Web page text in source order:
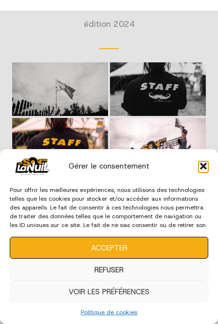
Gérer le consentement
Pour offrir les meilleures expériences, nous utilisons des technologies
telles que les cookies pour stocker et/ou accéder aux informations
des appareils. Le fait de consentir à ces technologies nous permettra
de traiter des données telles que le comportement de navigation ou
les ID uniques sur ce site. Le fait de ne pas consentir ou de retirer son
ACCEPTER
REFUSER
VOIR LES PRÉFÉRENCES
Politique de cookies
édition 2024